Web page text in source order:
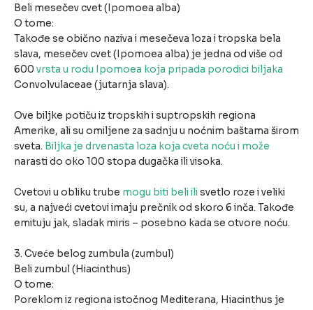
Beli mesečev cvet (Ipomoea alba)
O tome:
Takođe se obično naziva i mesečeva loza i tropska bela
slava, mesečev cvet (Ipomoea alba) je jedna od više od
600 vrsta u rodu Ipomoea koja pripada porodici biljaka
Convolvulaceae (jutarnja slava).
Ove biljke potiču iz tropskih i suptropskih regiona
Amerike, ali su omiljene za sadnju u noćnim baštama širom
sveta. Biljka je drvenasta loza koja cveta noću i može
narasti do oko 100 stopa dugačka ili visoka.
Cvetovi u obliku trube mogu biti beli ilisvetlo roze i veliki
su, a najveći cvetovi imaju prečnik od skoro 6 inča. Takođe
emituju jak, sladak miris – posebno kada se otvore noću.
3. Cveće belog zumbula (zumbul)
Beli zumbul (Hiacinthus)
O tome:
Poreklom iz regiona istočnog Mediterana, Hiacinthus je